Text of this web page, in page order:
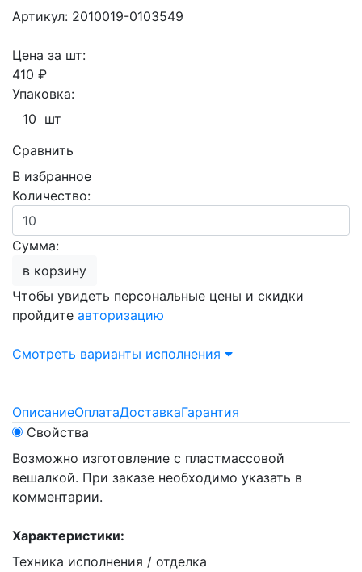
Артикул: 2010019-0103549
Цена за шт:
410 ₽
Упаковка:
10 шт
Сравнить
В избранное
Количество:
Сумма:
в корзину
Чтобы увидеть персональные цены и скидки
пройдите авторизацию
Смотреть варианты исполнения
ОписаниеОплатаДоставкаГарантия
Свойства
Возможно изготовление с пластмассовой
вешалкой. При заказе необходимо указать в
комментарии.
Характеристики:
Техника исполнения / отделка